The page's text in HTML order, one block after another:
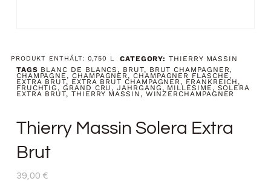
PRODUKT ENTHÄLT: 0,750 L CATEGORY: THIERRY MASSIN
TAGS BLANC DE BLANCS, BRUT, BRUT CHAMPAGNER,
CHAMPAGNE, CHAMPAGNER,CHAMPAGNER FLASCHE,
EXTRA BRUT, EXTRA BRUT CHAMPAGNER, FRANKREICH,
FRUCHTIG,GRAND CRU,JAHRGANG, MILLÉSIME, SOLERA
EXTRA BRUT, THIERRY MASSIN, WINZERCHAMPAGNER
Thierry Massin Solera Extra
Brut
39,00 €